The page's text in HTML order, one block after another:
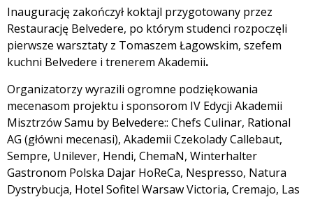
Inaugurację zakończył koktajl przygotowany przez
Restaurację Belvedere, po którym studenci rozpoczęli
pierwsze warsztaty z Tomaszem Łagowskim, szefem
kuchni Belvedere i trenerem Akademii.
Organizatorzy wyrazili ogromne podziękowania
mecenasom projektu i sponsorom IV Edycji Akademii
Misztrzów Samu by Belvedere:: Chefs Culinar, Rational
AG (główni mecenasi), Akademii Czekolady Callebaut,
Sempre, Unilever, Hendi, ChemaN, Winterhalter
Gastronom Polska Dajar HoReCa, Nespresso, Natura
Dystrybucja, Hotel Sofitel Warsaw Victoria, Cremajo, Las